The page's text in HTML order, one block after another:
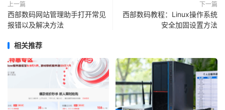
上一篇
西部数码网站管理助手打开常见
报错以及解决方法
下一篇
西部数码教程：Linux操作系统
安全加固设置方法
相关推荐